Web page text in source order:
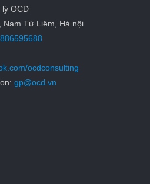
OCD
Nam Từ Liêm, Hà nội
ocdconsulting
gp@ocd.vn